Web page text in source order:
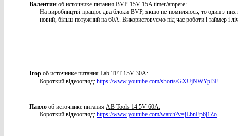
Валентин об источнике питания BVP 15V 15A timer/ampere:
На виробництві працює два блоки BVP, якщо не помиляюсь, то один з них
новий, більш потужний на 60А. Використовуємо під час роботи і таймер і
Ігор об источнике питания Lab TFT 15V 30A:
Короткий відеоогляд: https://www.youtube.com/shorts/GXUjNWYpl3E
Павло об источнике питания AB Tools 14.5V 60A:
Короткий відеоогляд: https://www.youtube.com/watch?v=jLbnEp6j1Zo